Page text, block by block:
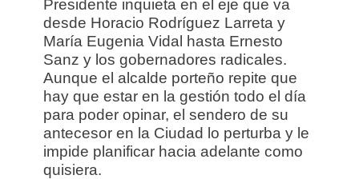
Presidente inquieta en el eje que va
desde Horacio Rodríguez Larreta y
María Eugenia Vidal hasta Ernesto
Sanz y los gobernadores radicales.
Aunque el alcalde porteño repite que
hay que estar en la gestión todo el día
para poder opinar, el sendero de su
antecesor en la Ciudad lo perturba y le
impide planificar hacia adelante como
quisiera.